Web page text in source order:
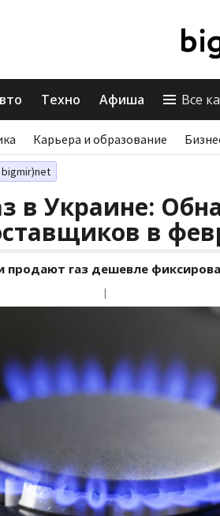
Техно Афиша Все
Карьера и образование
в Украине:
в
продают газ дешевле
|